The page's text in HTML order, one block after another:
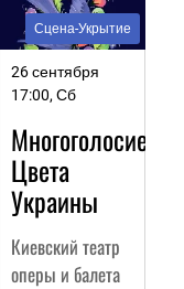
Сцена-Укрытие
26 сентября
17:00, Сб
Многоголосие.
Цвета
Украины
Киевский театр
оперы и балета